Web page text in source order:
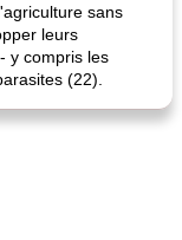
sans
leurs
y compris les
(22).